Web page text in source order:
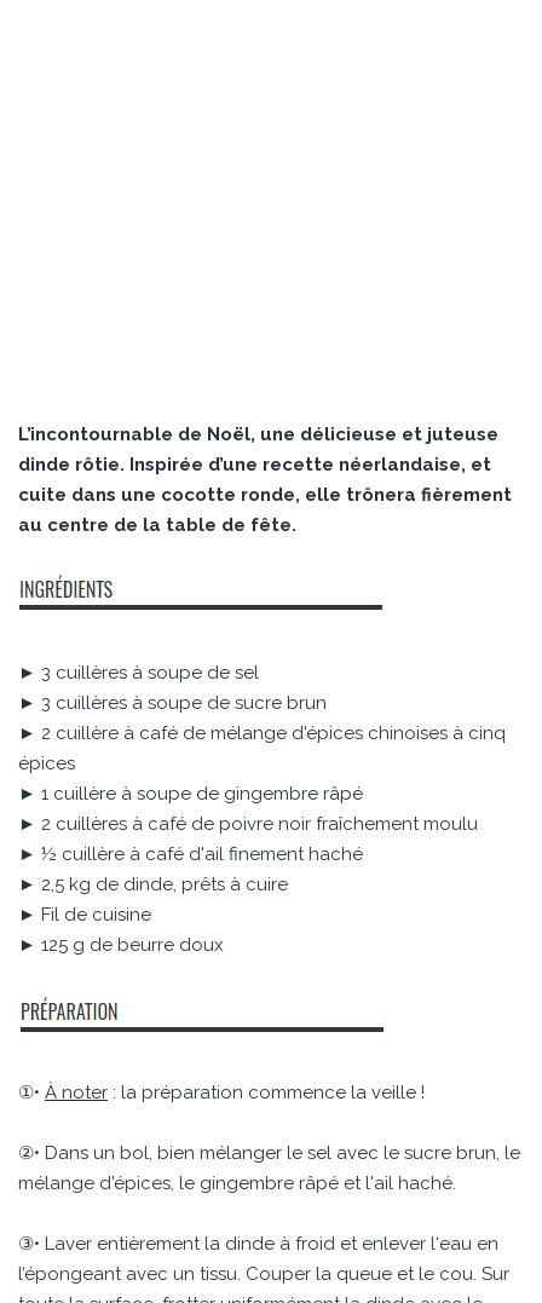
L’incontournable de Noël, une délicieuse et juteuse
dinde rôtie. Inspirée d’une recette néerlandaise, et
cuite dans une cocotte ronde, elle trônera fièrement
au centre de la table de fête.
► 3 cuillères à soupe de sel
► 3 cuillères à soupe de sucre brun
► 2 cuillère à café de mélange d'épices chinoises à cinq
épices
► 1 cuillère à soupe de gingembre râpé
► 2 cuillères à café de poivre noir fraîchement moulu
► ½ cuillère à café d'ail finement haché
► 2,5 kg de dinde, prêts à cuire
► Fil de cuisine
► 125 g de beurre doux
①• À noter : la préparation commence la veille !
②• Dans un bol, bien mélanger le sel avec le sucre brun, le
mélange d'épices, le gingembre râpé et l'ail haché.
③• Laver entièrement la dinde à froid et enlever l‘eau en
l’épongeant avec un tissu. Couper la queue et le cou. Sur